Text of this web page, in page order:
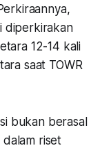
diperkirakan
12-14 kali
saat TOWR
bukan berasal
dalam riset